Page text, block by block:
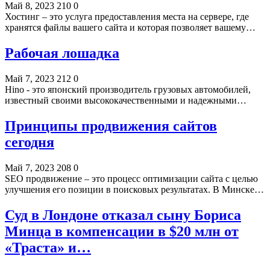
Май 8, 2023 210 0
Хостинг – это услуга предоставления места на сервере, где
хранятся файлы вашего сайта и которая позволяет вашему…
Рабочая лошадка
Май 7, 2023 212 0
Hino - это японский производитель грузовых автомобилей,
известный своими высококачественными и надежными…
Принципы продвижения сайтов
сегодня
Май 7, 2023 208 0
SEO продвижение – это процесс оптимизации сайта с целью
улучшения его позиции в поисковых результатах. В Минске…
Суд в Лондоне отказал сыну Бориса
Минца в компенсации в $20 млн от
«Траста» и…